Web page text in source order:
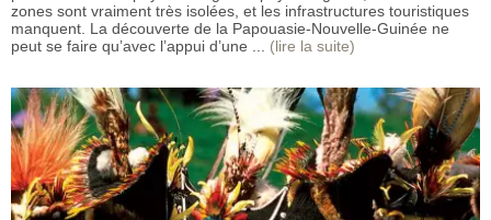
zones sont vraiment très isolées, et les infrastructures touristiques
manquent. La découverte de la Papouasie-Nouvelle-Guinée ne
peut se faire qu’avec l’appui d’une ... (lire la suite)